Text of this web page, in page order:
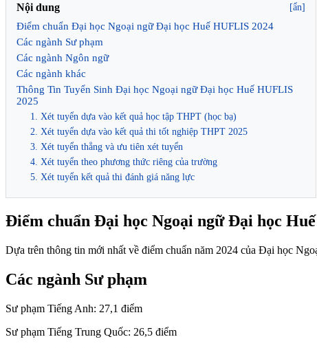
Nội dung [ẩn]
Điểm chuẩn Đại học Ngoại ngữ Đại học Huế HUFLIS 2024
Các ngành Sư phạm
Các ngành Ngôn ngữ
Các ngành khác
Thông Tin Tuyển Sinh Đại học Ngoại ngữ Đại học Huế HUFLIS
2025
1. Xét tuyển dựa vào kết quả học tập THPT (học bạ)
2. Xét tuyển dựa vào kết quả thi tốt nghiệp THPT 2025
3. Xét tuyển thẳng và ưu tiên xét tuyển
4. Xét tuyển theo phương thức riêng của trường
5. Xét tuyển kết quả thi đánh giá năng lực
Điểm chuẩn Đại học Ngoại ngữ Đại học
Dựa trên thông tin mới nhất về điểm chuẩn năm 2024 của Đại học
Các ngành Sư phạm
Sư phạm Tiếng Anh: 27,1 điểm
Sư phạm Tiếng Trung Quốc: 26,5 điểm